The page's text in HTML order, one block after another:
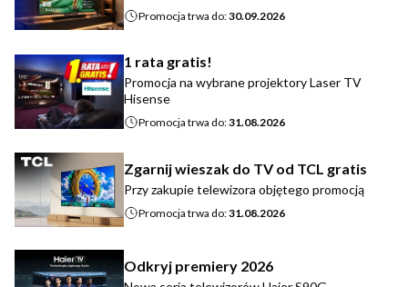
Promocja trwa do:30.09.2026
1 rata gratis!
Promocja na wybrane projektory Laser TV
Hisense
Promocja trwa do:31.08.2026
Zgarnij wieszak do TV od TCL gratis
Przy zakupie telewizora objętego promocją
Promocja trwa do:31.08.2026
Odkryj premiery 2026